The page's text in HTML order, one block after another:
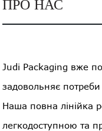
ПРО НАС
Judi Packaging вже
задовольняє потреби
Наша повна лінійка
легкодоступною та